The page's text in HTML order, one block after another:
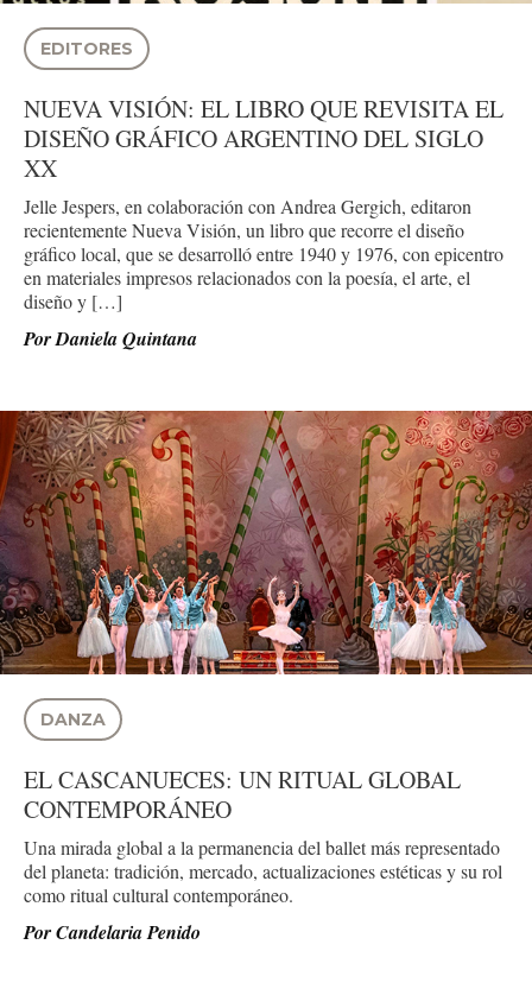
EDITORES
NUEVA VISIÓN: EL LIBRO QUE REVISITA EL
DISEÑO GRÁFICO ARGENTINO DEL SIGLO
XX
Jelle Jespers, en colaboración con Andrea Gergich, editaron
recientemente Nueva Visión, un libro que recorre el diseño
gráfico local, que se desarrolló entre 1940 y 1976, con epicentro
en materiales impresos relacionados con la poesía, el arte, el
diseño y […]
PorDaniela Quintana
DANZA
EL CASCANUECES: UN RITUAL GLOBAL
CONTEMPORÁNEO
Una mirada global a la permanencia del ballet más representado
del planeta: tradición, mercado, actualizaciones estéticas y su rol
como ritual cultural contemporáneo.
PorCandelaria Penido